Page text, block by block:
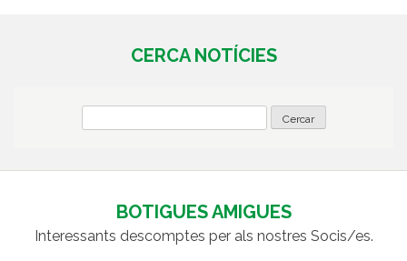
CERCA NOTÍCIES
BOTIGUES AMIGUES
Interessants descomptes per als nostres Socis/es.